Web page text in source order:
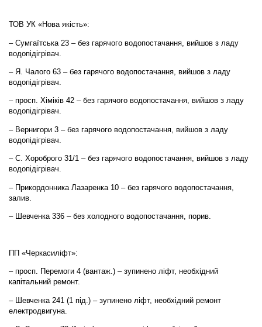
ТОВ УК «Нова якість»:
– Сумгаїтська 23 – без гарячого водопостачання, вийшов з ладу
водопідігрівач.
– Я. Чалого 63 – без гарячого водопостачання, вийшов з ладу
водопідігрівач.
– просп. Хіміків 42 – без гарячого водопостачання, вийшов з ладу
водопідігрівач.
– Вернигори 3 – без гарячого водопостачання, вийшов з ладу
водопідігрівач.
– С. Хороброго 31/1 – без гарячого водопостачання, вийшов з ладу
водопідігрівач.
– Прикордонника Лазаренка 10 – без гарячого водопостачання,
залив.
– Шевченка 336 – без холодного водопостачання, порив.
ПП «Черкасиліфт»:
– просп. Перемоги 4 (вантаж.) – зупинено ліфт, необхідний
капітальний ремонт.
– Шевченка 241 (1 під.) – зупинено ліфт, необхідний ремонт
електродвигуна.